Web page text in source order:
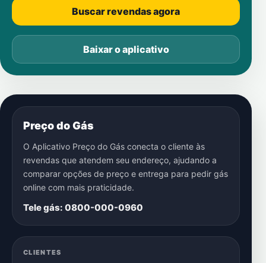
Buscar revendas agora
Baixar o aplicativo
Preço do Gás
O Aplicativo Preço do Gás conecta o cliente às
revendas que atendem seu endereço, ajudando a
comparar opções de preço e entrega para pedir gás
online com mais praticidade.
Tele gás: 0800-000-0960
CLIENTES